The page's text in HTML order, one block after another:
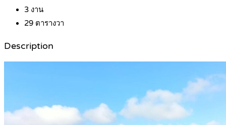
3 งาน
29 ตารางวา
Description